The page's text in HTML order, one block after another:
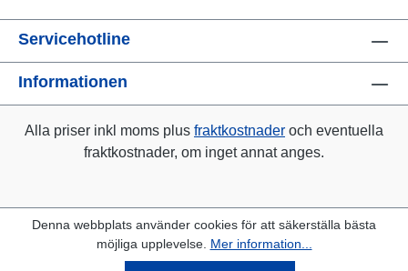
Servicehotline
Informationen
Alla priser inkl moms plus fraktkostnader och eventuella
fraktkostnader, om inget annat anges.
Denna webbplats använder cookies för att säkerställa bästa
möjliga upplevelse. Mer information...